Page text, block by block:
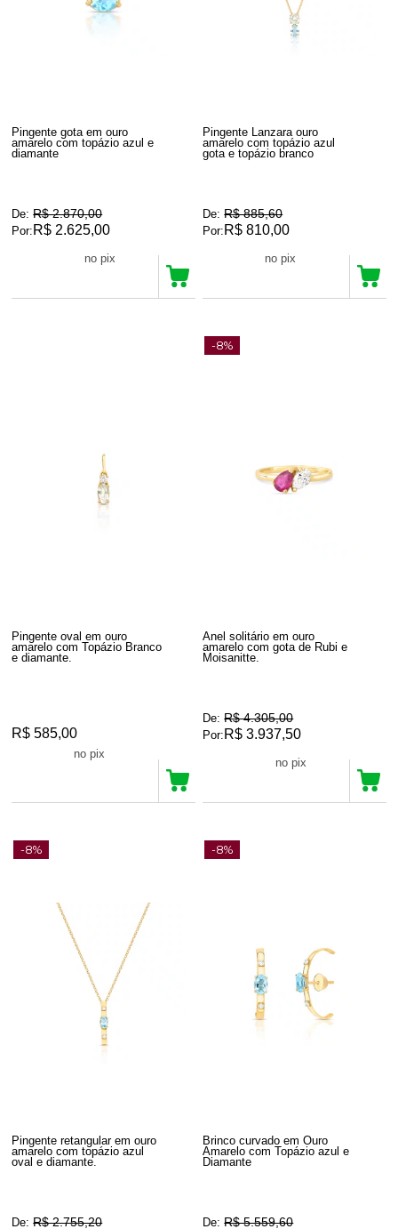
Pingente gota em ouro
amarelo com topázio azul e
diamante
De: R$ 2.870,00
Por: R$ 2.625,00
no pix
Pingente Lanzara ouro
amarelo com topázio azul
gota e topázio branco
De: R$ 885,60
Por: R$ 810,00
no pix
Pingente oval em ouro
amarelo com Topázio Branco
e diamante.
R$ 585,00
no pix
-8%
Anel solitário em ouro
amarelo com gota de Rubi e
Moisanitte.
De: R$ 4.305,00
Por: R$ 3.937,50
no pix
-8%
Pingente retangular em ouro
amarelo com topázio azul
oval e diamante.
De: R$ 2.755,20
-8%
Brinco curvado em Ouro
Amarelo com Topázio azul e
Diamante
De: R$ 5.559,60